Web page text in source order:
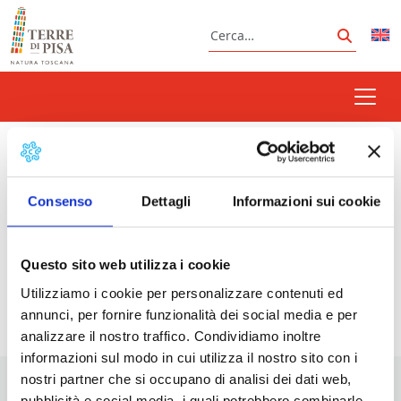
Consenso Dettagli Informazioni sui cookie
Questo sito web utilizza i cookie
Utilizziamo i cookie per personalizzare contenuti ed
annunci, per fornire funzionalità dei social media e per
analizzare il nostro traffico. Condividiamo inoltre
informazioni sul modo in cui utilizza il nostro sito con i
nostri partner che si occupano di analisi dei dati web,
Vai al contenuto
Cerca
Cerca
giornata arte contemporanea
Prossimi eventi
<li>Non ci sono eventi con questo tag</li>